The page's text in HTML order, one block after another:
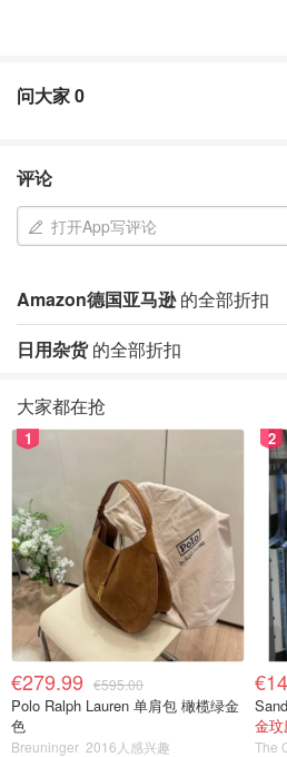
问大家0
评论
打开App写评论
Amazon德国亚马逊的全部折扣
日用杂货的全部折扣
大家都在抢
1
€279.99 €595.00
Polo Ralph Lauren 单肩包 橄榄绿金
色
Breuninger 2016人感兴趣
2
金
The